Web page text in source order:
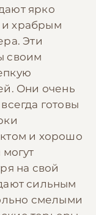
ярко
храбрым
Эти
своим
Они очень
готовы
и хорошо
на свой
сильным
смелыми